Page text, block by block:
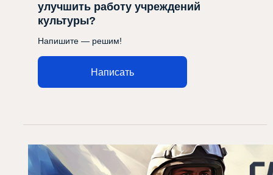
улучшить работу учреждений
культуры?
Напишите — решим!
Написать